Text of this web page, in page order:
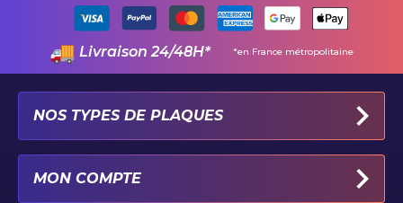
Livraison 24/48H* *en France métropolitaine
NOS TYPES DE PLAQUES
MON COMPTE